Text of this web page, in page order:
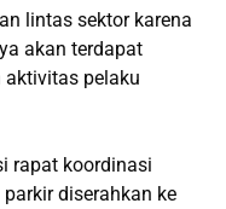
lintas sektor karena
akan terdapat
aktivitas pelaku
rapat koordinasi
diserahkan ke